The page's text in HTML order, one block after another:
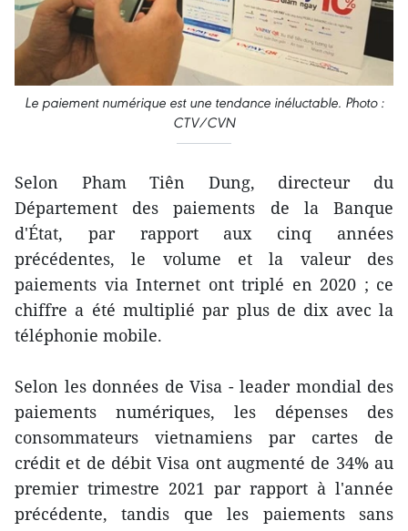
Le paiement numérique est une tendance inéluctable. Photo :
CTV/CVN
Selon Pham Tiên Dung, directeur du
Département des paiements de la Banque
d'État, par rapport aux cinq années
précédentes, le volume et la valeur des
paiements via Internet ont triplé en 2020 ; ce
chiffre a été multiplié par plus de dix avec la
téléphonie mobile.
Selon les données de Visa - leader mondial des
paiements numériques, les dépenses des
consommateurs vietnamiens par cartes de
crédit et de débit Visa ont augmenté de 34% au
premier trimestre 2021 par rapport à l'année
précédente, tandis que les paiements sans